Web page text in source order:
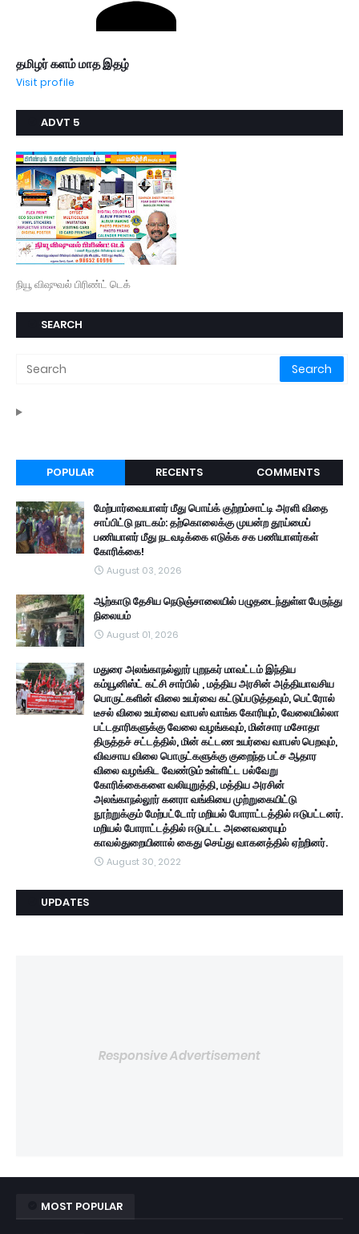
தமிழர் களம் மாத இதழ்
Visit profile
ADVT 5
நியூ விஷுவல் பிரிண்ட் டெக்
SEARCH
POPULAR RECENTS COMMENTS
மேற்பார்வையாளர் மீது பொய்க் குற்றம்சாட்டி அரளி விதை
சாப்பிட்டு நாடகம்: தற்கொலைக்கு முயன்ற தூய்மைப்
பணியாளர் மீது நடவடிக்கை எடுக்க சக பணியாளர்கள்
கோரிக்கை!
August 03, 2026
ஆற்காடு தேசிய நெடுஞ்சாலையில் பழுதடைந்துள்ள பேருந்து
நிலையம்
August 01, 2026
மதுரை அலங்காநல்லூர் புறநகர் மாவட்டம் இந்திய
கம்யூனிஸ்ட் கட்சி சார்பில் , மத்திய அரசின் அத்தியாவசிய
பொருட்களின் விலை உயர்வை கட்டுப்படுத்தவும், பெட்ரோல்
டீசல் விலை உயர்வை வாபஸ் வாங்க கோரியும், வேலையில்லா
பட்டதாரிகளுக்கு வேலை வழங்கவும், மின்சார மசோதா
திருத்தச் சட்டத்தில், மின் கட்டண உயர்வை வாபஸ் பெறவும்,
விவசாய விலை பொருட்களுக்கு குறைந்த பட்ச ஆதார
விலை வழங்கிட வேண்டும் உள்ளிட்ட பல்வேறு
கோரிக்கைகளை வலியுறுத்தி, மத்திய அரசின்
அலங்காநல்லூர் கனரா வங்கியை முற்றுகையிட்டு
நூற்றுக்கும் மேற்பட்டோர் மறியல் போராட்டத்தில் ஈடுபட்டனர்.
மறியல் போராட்டத்தில் ஈடுபட்ட அனைவரையும்
காவல்துறையினால் கைது செய்து வாகனத்தில் ஏற்றினர்.
August 30, 2022
UPDATES
Responsive Advertisement
MOST POPULAR